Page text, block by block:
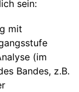
sein:
mit
(im
Bandes, z.B.